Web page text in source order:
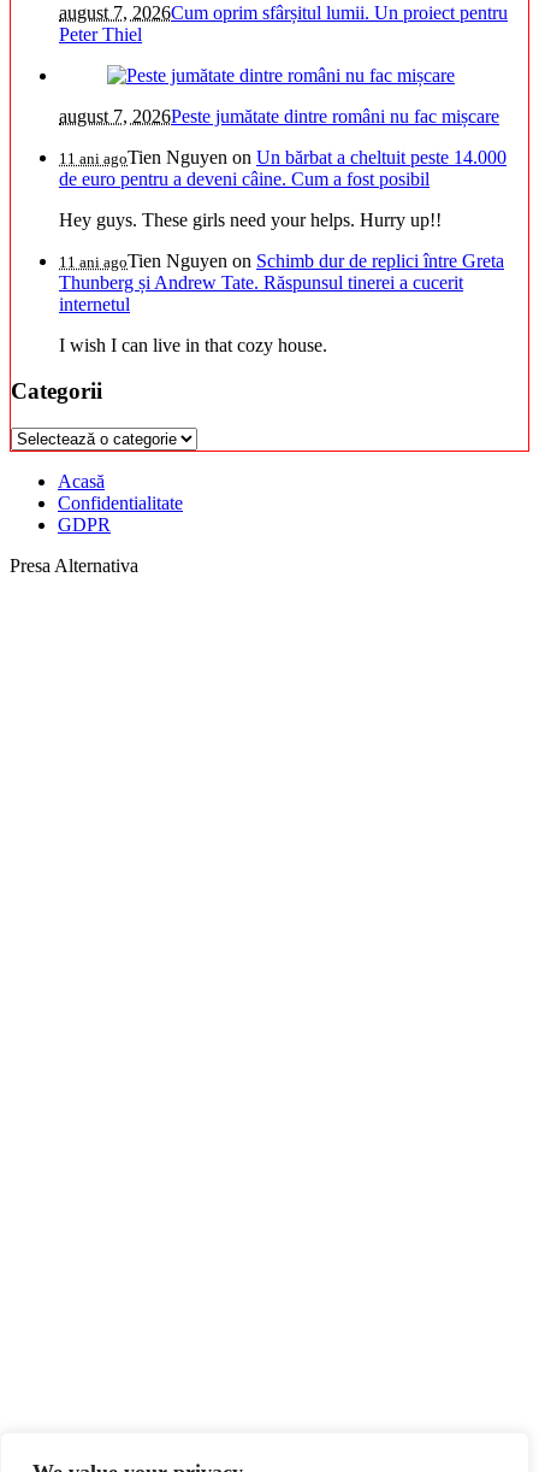
august 7, 2026Cum oprim sfârșitul lumii. Un proiect pentru
Peter Thiel
august 7, 2026Peste jumătate dintre români nu fac mișcare
11 ani agoTien Nguyen on Un bărbat a cheltuit peste 14.000
de euro pentru a deveni câine. Cum a fost posibil
Hey guys. These girls need your helps. Hurry up!!
11 ani agoTien Nguyen on Schimb dur de replici între Greta
Thunberg și Andrew Tate. Răspunsul tinerei a cucerit
internetul
I wish I can live in that cozy house.
Categorii
Categorii
Acasă
Confidentialitate
GDPR
Presa Alternativa